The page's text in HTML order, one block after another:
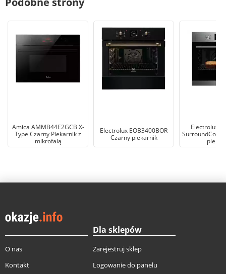
Amica AMMB44E2GCB X-
Type Czarny Piekarnik z
mikrofalą
Electrolux EOB3400BOR
Czarny piekarnik
Electrolux
SurroundCook
O nas
Kontakt
Dla sklepów
Zarejestruj sklep
Logowanie do panelu